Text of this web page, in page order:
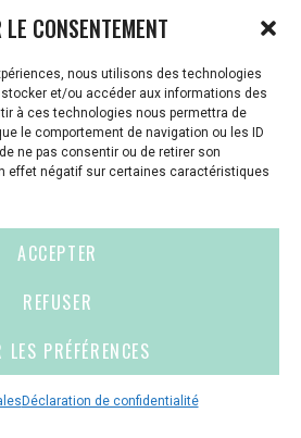
LE CONSENTEMENT
nous utilisons des technologies
et/ou accéder aux informations des
à ces technologies nous permettra de
le comportement de navigation ou les ID
ne pas consentir ou de retirer son
effet négatif sur certaines caractéristiques
ACCEPTER
REFUSER
LES PRÉFÉRENCES
Déclaration de confidentialité
SOUTIEN PSYCHOLOGIQUE ET
ou vous êtes victime de VSS ? Ou
harcèlement en besoin de soutien
culture@audiens.org
Mentions
légales